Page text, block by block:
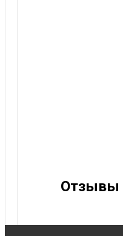
Отзывы